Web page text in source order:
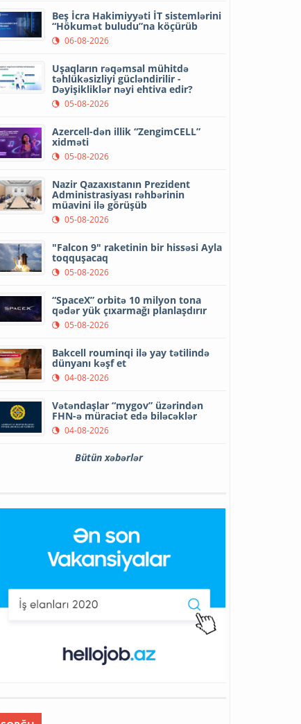
Beş İcra Hakimiyyəti İT sistemlərini
“Hökumət buludu”na köçürüb
06-08-2026
Uşaqların rəqəmsal mühitdə
təhlükəsizliyi gücləndirilir -
Dəyişikliklər nəyi ehtiva edir?
05-08-2026
Azercell-dən illik “ZengimCELL”
xidməti
05-08-2026
Nazir Qazaxıstanın Prezident
Administrasiyası rəhbərinin
müavini ilə görüşüb
05-08-2026
"Falcon 9" raketinin bir hissəsi Ayla
toqquşacaq
05-08-2026
“SpaceX” orbitə 10 milyon tona
qədər yük çıxarmağı planlaşdırır
05-08-2026
Bakcell rouminqi ilə yay tətilində
dünyanı kəşf et
04-08-2026
Vətəndaşlar “mygov” üzərindən
FHN-ə müraciət edə biləcəklər
04-08-2026
Bütün xəbərlər